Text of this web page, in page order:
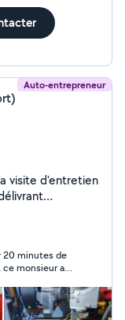
Auto-entrepreneur
visite d'entretien
chauffage,
à vos
monsieur a